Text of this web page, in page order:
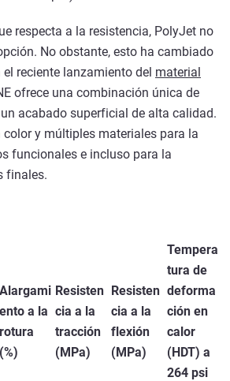
respecta a la resistencia, PolyJet no
No obstante, esto ha cambiado
reciente lanzamiento del material
ofrece una combinación única de
acabado superficial de alta calidad.
color y múltiples materiales para la
funcionales e incluso para la
finales.
Alargami
ento a la
rotura
(%)
Resisten
cia a la
tracción
(MPa)
Resisten
cia a la
flexión
(MPa)
Tempera
tura de
deforma
ción en
calor
(HDT) a
264 psi